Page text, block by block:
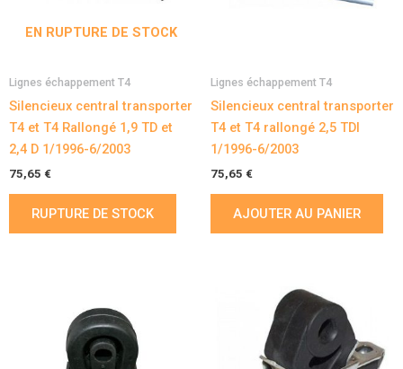
EN RUPTURE DE STOCK
Lignes échappement T4
Silencieux central transporter
T4 et T4 Rallongé 1,9 TD et
2,4 D 1/1996-6/2003
75,65 €
RUPTURE DE STOCK
Lignes échappement T4
Silencieux central transporter
T4 et T4 rallongé 2,5 TDI
1/1996-6/2003
75,65 €
AJOUTER AU PANIER